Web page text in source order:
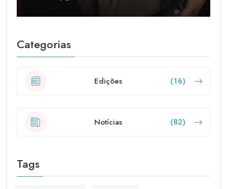
Categorias
Edições (16)
Notícias (82)
Tags